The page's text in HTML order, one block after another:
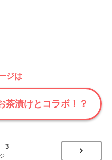
ジは
漬けとコラボ！？
3